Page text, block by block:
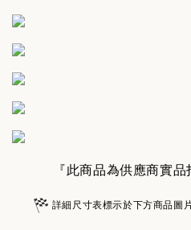
『此商品為供應商實品
詳細尺寸表標示於下方商品圖